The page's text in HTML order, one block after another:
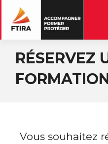
RÉSERVEZ
Vous souhaitez